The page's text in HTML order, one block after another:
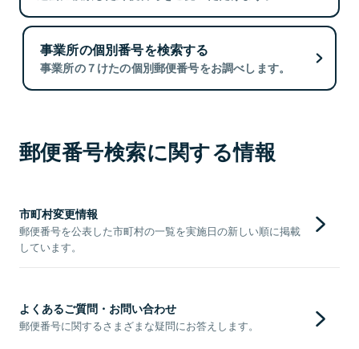
事業所の個別番号を検索する
事業所の７けたの個別郵便番号をお調べします。
郵便番号検索に関する情報
市町村変更情報
郵便番号を公表した市町村の一覧を実施日の新しい順に掲載
しています。
よくあるご質問・お問い合わせ
郵便番号に関するさまざまな疑問にお答えします。